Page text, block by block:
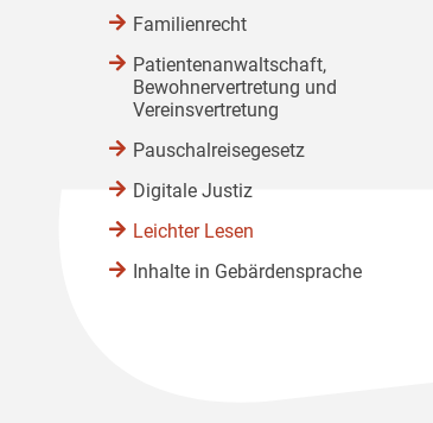
Familienrecht
Patientenanwaltschaft,
Bewohnervertretung und
Vereinsvertretung
Pauschalreisegesetz
Digitale Justiz
Leichter Lesen
Inhalte in Gebärdensprache